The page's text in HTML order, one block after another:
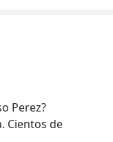
Perez?
Cientos de